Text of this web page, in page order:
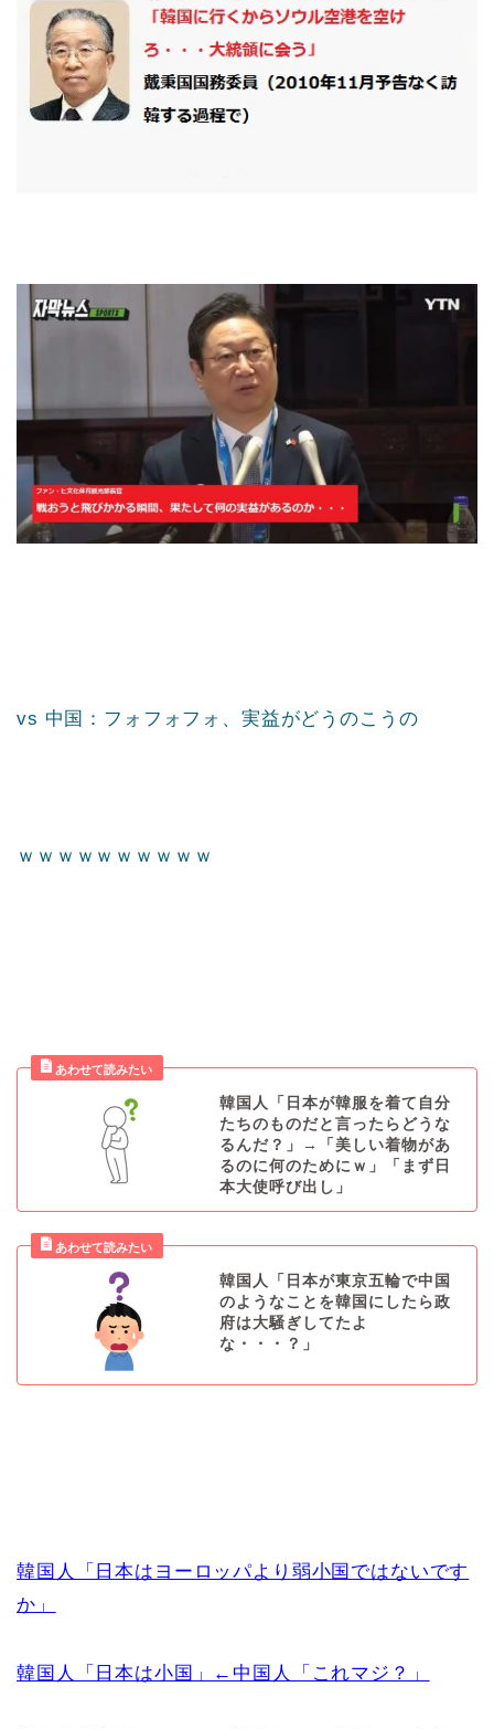
vs 中国：フォフォフォ、実益がどうのこうの
ｗｗｗｗｗｗｗｗｗｗ
韓国人「日本が韓服を着て自分
たちのものだと言ったらどうな
るんだ？」→「美しい着物があ
るのに何のためにｗ」「まず日
本大使呼び出し」
韓国人「日本が東京五輪で中国
のようなことを韓国にしたら政
府は大騒ぎしてたよ
な・・・？」
韓国人「日本はヨーロッパより弱小国ではないです
か」
韓国人「日本は小国」←中国人「これマジ？」